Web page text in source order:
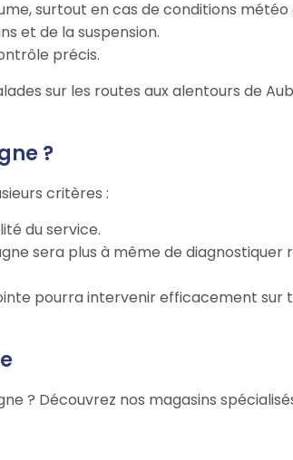
surtout en cas de conditions météo
et de la suspension.
précis.
sur les routes aux alentours de
?
critères :
du service.
sera plus à même de diagnostiquer
pourra intervenir efficacement sur
? Découvrez nos magasins